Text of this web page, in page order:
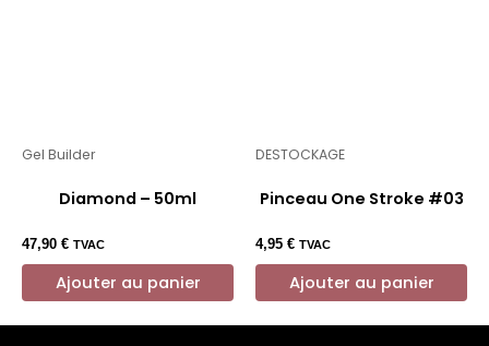
Gel Builder
Diamond – 50ml
47,90 € TVAC
Ajouter au panier
DESTOCKAGE
Pinceau One Stroke #03
4,95 € TVAC
Ajouter au panier